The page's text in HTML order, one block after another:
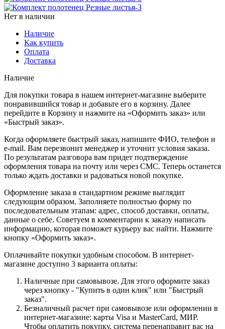
Нет в наличии
Наличие
Как купить
Оплата
Доставка
Наличие
Для покупки товара в нашем интернет-магазине выберите
понравившийся товар и добавьте его в корзину. Далее
перейдите в Корзину и нажмите на «Оформить заказ» или
«Быстрый заказ».
Когда оформляете быстрый заказ, напишите ФИО, телефон и
e-mail. Вам перезвонит менеджер и уточнит условия заказа.
По результатам разговора вам придет подтверждение
оформления товара на почту или через СМС. Теперь останется
только ждать доставки и радоваться новой покупке.
Оформление заказа в стандартном режиме выглядит
следующим образом. Заполняете полностью форму по
последовательным этапам: адрес, способ доставки, оплаты,
данные о себе. Советуем в комментарии к заказу написать
информацию, которая поможет курьеру вас найти. Нажмите
кнопку «Оформить заказ».
Оплачивайте покупки удобным способом. В интернет-
магазине доступно 3 варианта оплаты:
Наличные при самовывозе. Для этого оформите заказ
через кнопку - "Купить в один клик" или "Быстрый
заказ".
Безналичный расчет при самовывозе или оформлении в
интернет-магазине: карты Visa и MasterCard, МИР.
Чтобы оплатить покупку, система перенаправит вас на